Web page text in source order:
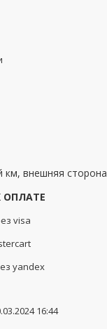
внешняя сторона
16:44